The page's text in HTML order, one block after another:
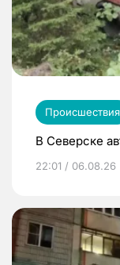
Происшествия
В Северске
22:01 / 06.08.26